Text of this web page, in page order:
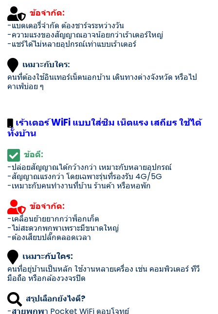
ข้อจำกัด:
-แบตเตอรี่จำกัด ต้องชาร์จระหว่างวัน
-ความแรงของสัญญาณอาจน้อยกว่าเร้าเตอร์ใหญ่
-แชร์ได้ไม่หลายอุปกรณ์เท่าแบบเร้าเตอร์
เหมาะกับใคร:
คนที่ต้องใช้อินเทอร์เน็ตนอกบ้าน เดินทางต่างจังหวัด หรือไป
คาเฟ่บ่อย ๆ
เร้าเตอร์ WiFi แบบใส่ซิม เน็ตแรง เสถียร ใช้ได้
ทั้งบ้าน
ข้อดี:
-ปล่อยสัญญาณได้กว้างกว่า เหมาะกับหลายอุปกรณ์
-สัญญาณแรงกว่า โดยเฉพาะรุ่นที่รองรับ 4G/5G
-เหมาะกับคนทำงานที่บ้าน ร้านค้า หรือหอพัก
ข้อจำกัด:
-เคลื่อนย้ายยากกว่าพ็อกเก็ต
-ไม่สะดวกพกพาเพราะมีขนาดใหญ่
-ต้องเสียบปลั๊กตลอดเวลา
เหมาะกับใคร:
คนที่อยู่บ้านเป็นหลัก ใช้งานหลายเครื่อง เช่น คอมพิวเตอร์ ทีวี
มือถือ หรือกล้องวงจรปิด
สรุปเลือกยังไงดี?
-สายพกพา Pocket WiFi ตอบโจทย์